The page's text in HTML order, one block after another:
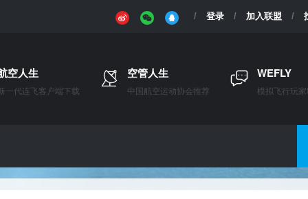
登录 加入联盟
空人生
一代连飞客户端下载
空管人生
中国航空运动协会推荐
WEFLY
模拟飞行玩